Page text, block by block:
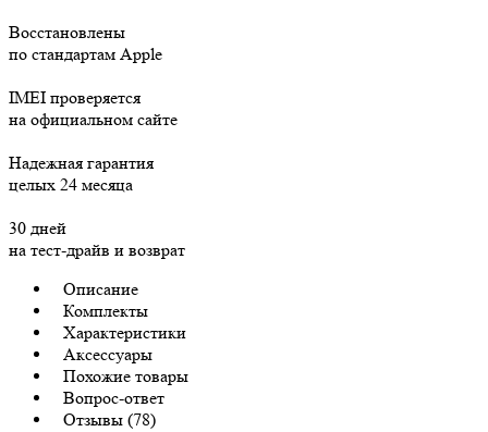
Восстановлены
по стандартам Apple
IMEI проверяется
на официальном сайте
Надежная гарантия
целых 24 месяца
30 дней
на тест-драйв и возврат
Описание
Комплекты
Характеристики
Аксессуары
Похожие товары
Вопрос-ответ
Отзывы (78)